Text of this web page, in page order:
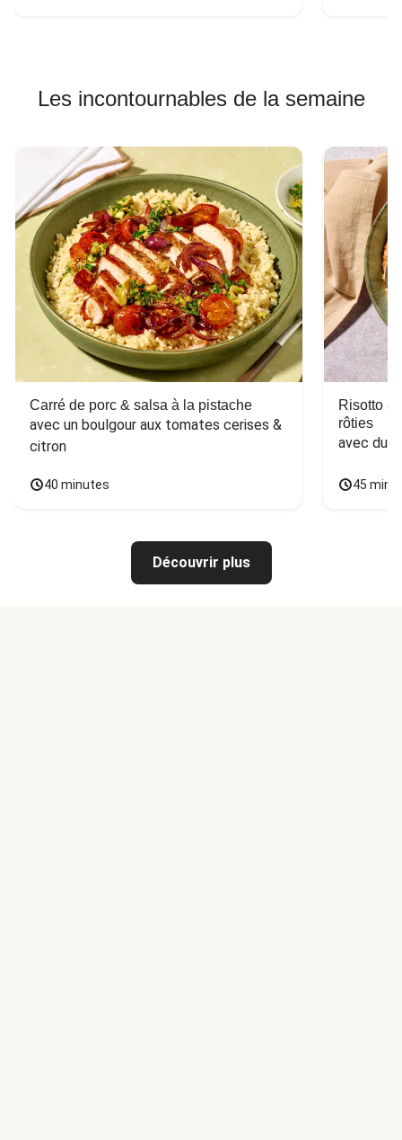
Les incontournables de la semaine
Carré de porc & salsa à la pistache
avec un boulgour aux tomates cerises &
citron
40 minutes
Risotto
rôties
avec du
45
Découvrir plus